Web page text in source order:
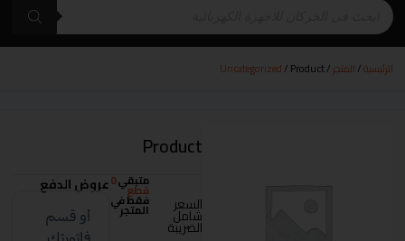
الرئيسية/المتجر/
Uncategorized/ Product
Product
السعر
شامل
الضريبة
متبقي0
قطع
فقط في
المتجر
عروض الدفع